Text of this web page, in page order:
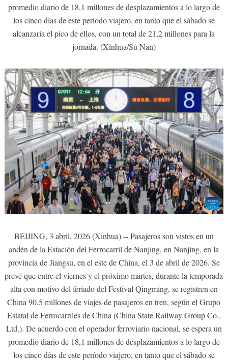
promedio diario de 18,1 millones de desplazamientos a lo largo de
los cinco días de este período viajero, en tanto que el sábado se
alcanzaría el pico de ellos, con un total de 21,2 millones para la
jornada. (Xinhua/Su Nan)
BEIJING, 3 abril, 2026 (Xinhua) -- Pasajeros son vistos en un
andén de la Estación del Ferrocarril de Nanjing, en Nanjing, en la
provincia de Jiangsu, en el este de China, el 3 de abril de 2026. Se
prevé que entre el viernes y el próximo martes, durante la temporada
alta con motivo del feriado del Festival Qingming, se registren en
China 90,5 millones de viajes de pasajeros en tren, según el Grupo
Estatal de Ferrocarriles de China (China State Railway Group Co.,
Ltd.). De acuerdo con el operador ferroviario nacional, se espera un
promedio diario de 18,1 millones de desplazamientos a lo largo de
los cinco días de este período viajero, en tanto que el sábado se